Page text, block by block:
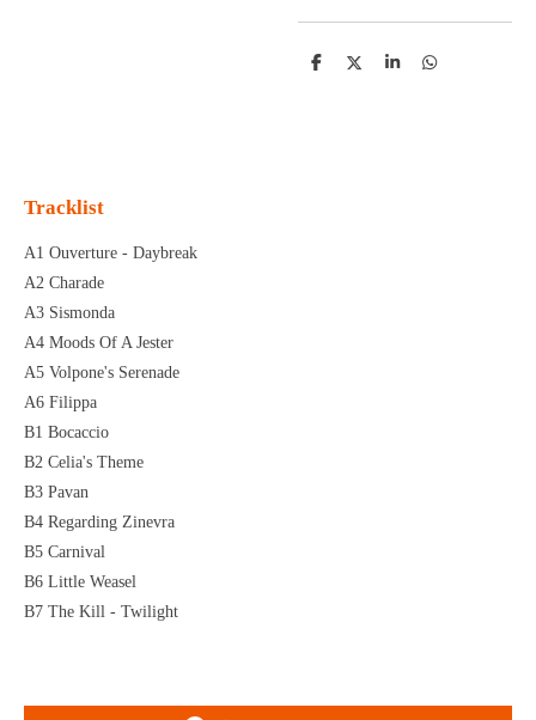
D
D
S
D
Tracklist
A1 Ouverture - Daybreak
A2 Charade
A3 Sismonda
A4 Moods Of A Jester
A5 Volpone's Serenade
A6 Filippa
B1 Bocaccio
B2 Celia's Theme
B3 Pavan
B4 Regarding Zinevra
B5 Carnival
B6 Little Weasel
B7 The Kill - Twilight